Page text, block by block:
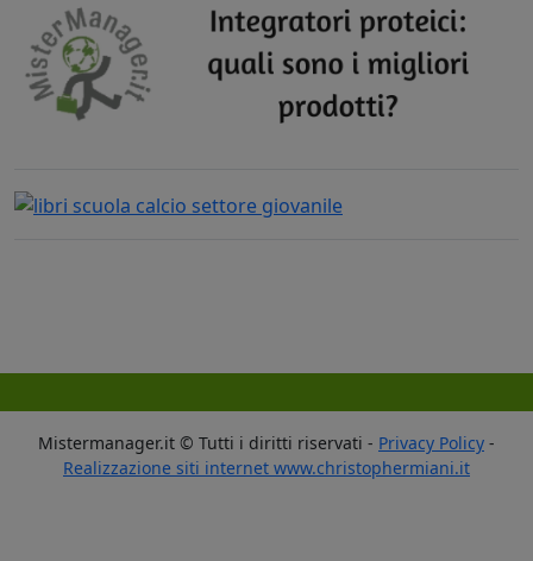
Mistermanager.it © Tutti i diritti riservati - Privacy Policy -
Realizzazione siti internet www.christophermiani.it